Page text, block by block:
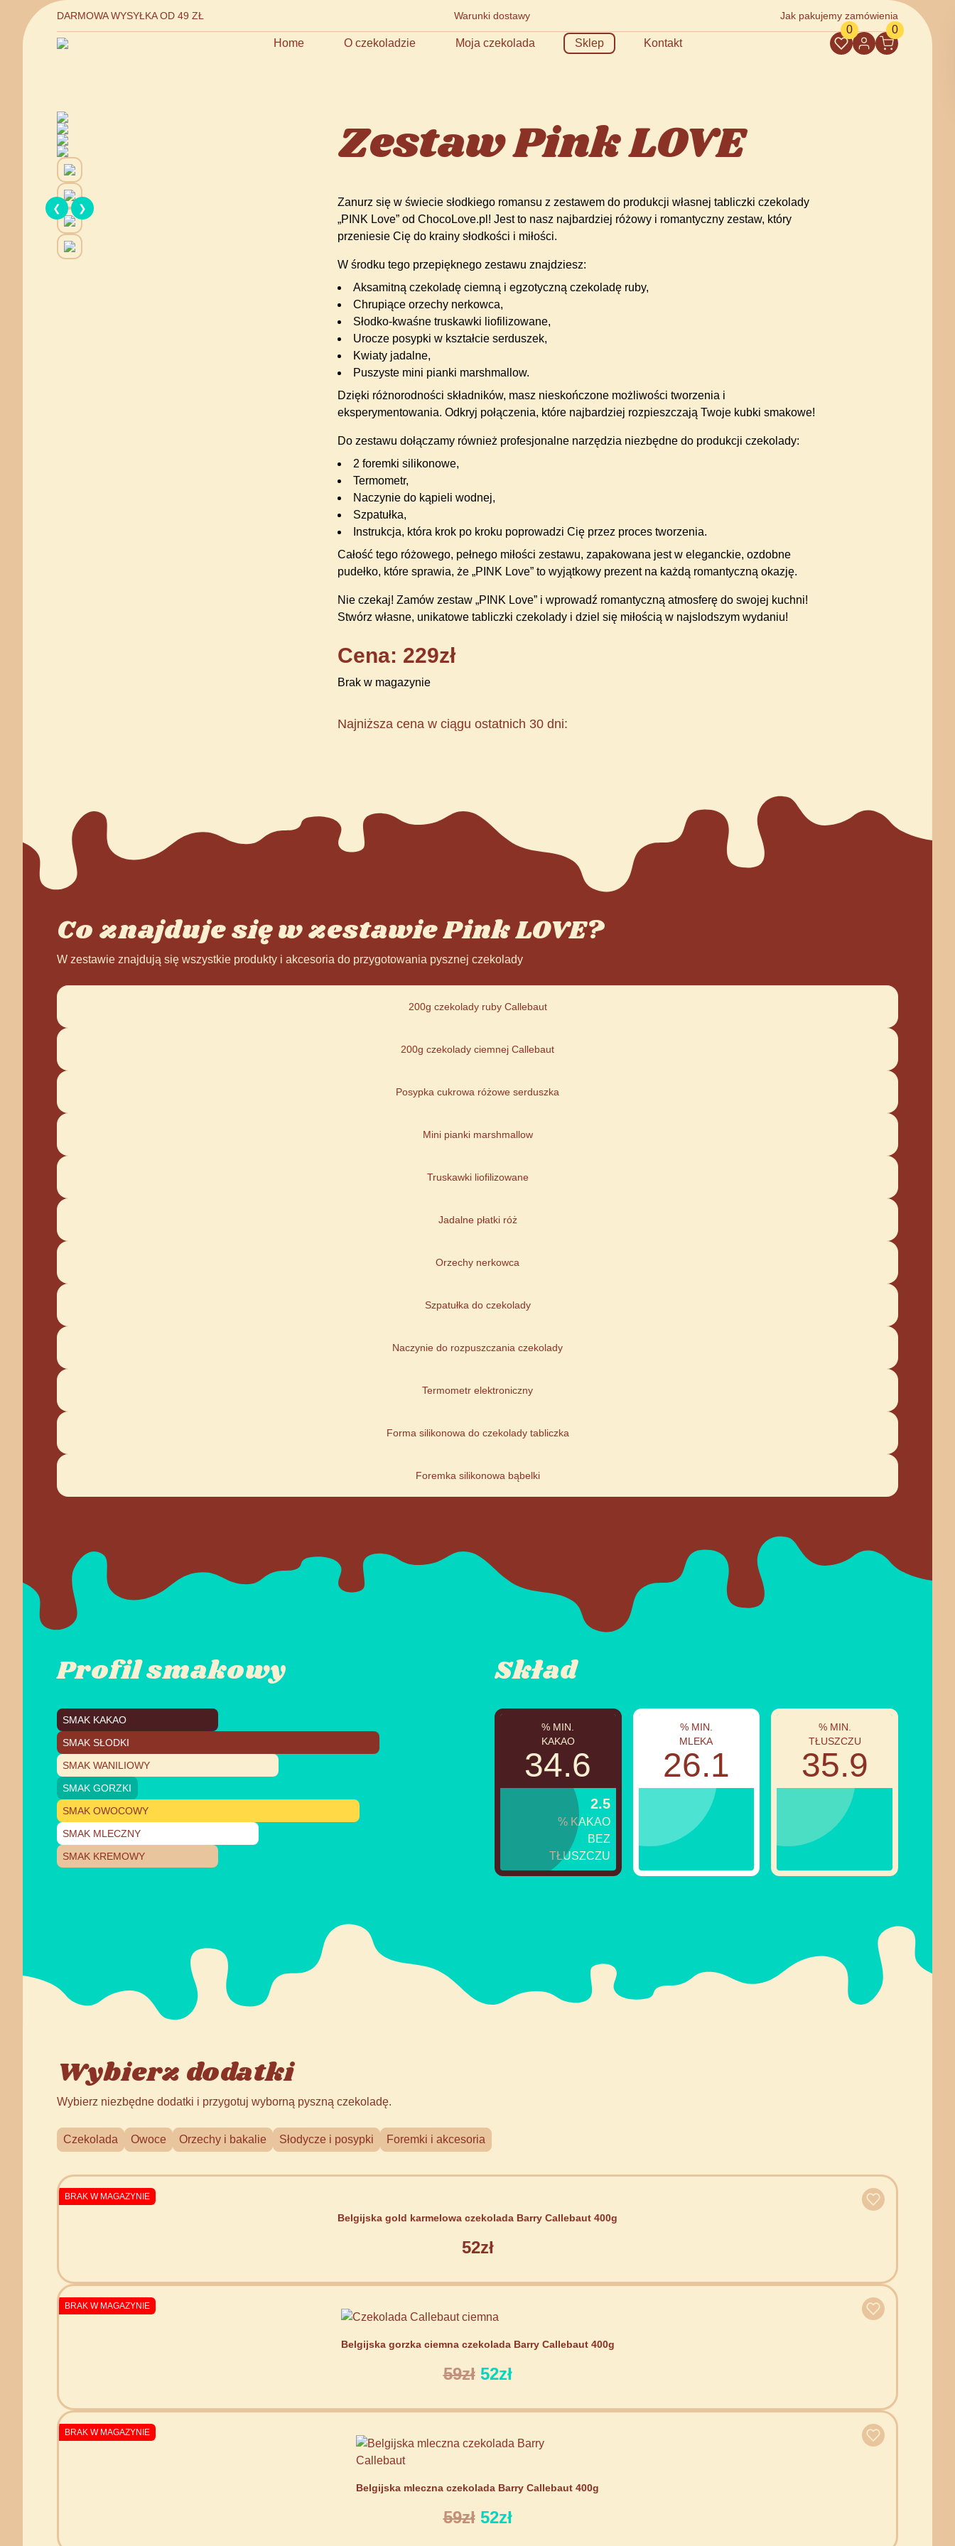
DARMOWA WYSYŁKA OD 49 ZŁ Warunki dostawy Jak pakujemy zamówienia
Home O czekoladzie Moja czekolada Sklep Kontakt
0 0
❮ ❯
Zestaw Pink LOVE
Zanurz się w świecie słodkiego romansu z zestawem do produkcji własnej tabliczki czekolady
„PINK Love” od ChocoLove.pl! Jest to nasz najbardziej różowy i romantyczny zestaw, który
przeniesie Cię do krainy słodkości i miłości.
W środku tego przepięknego zestawu znajdziesz:
Aksamitną czekoladę ciemną i egzotyczną czekoladę ruby,
Chrupiące orzechy nerkowca,
Słodko-kwaśne truskawki liofilizowane,
Urocze posypki w kształcie serduszek,
Kwiaty jadalne,
Puszyste mini pianki marshmallow.
Dzięki różnorodności składników, masz nieskończone możliwości tworzenia i
eksperymentowania. Odkryj połączenia, które najbardziej rozpieszczają Twoje kubki smakowe!
Do zestawu dołączamy również profesjonalne narzędzia niezbędne do produkcji czekolady:
2 foremki silikonowe,
Termometr,
Naczynie do kąpieli wodnej,
Szpatułka,
Instrukcja, która krok po kroku poprowadzi Cię przez proces tworzenia.
Całość tego różowego, pełnego miłości zestawu, zapakowana jest w eleganckie, ozdobne
pudełko, które sprawia, że „PINK Love” to wyjątkowy prezent na każdą romantyczną okazję.
Nie czekaj! Zamów zestaw „PINK Love” i wprowadź romantyczną atmosferę do swojej kuchni!
Stwórz własne, unikatowe tabliczki czekolady i dziel się miłością w najslodszym wydaniu!
Cena: 229zł
Brak w magazynie
Najniższa cena w ciągu ostatnich 30 dni:
Co znajduje się w zestawie Pink LOVE?
W zestawie znajdują się wszystkie produkty i akcesoria do przygotowania pysznej czekolady
200g czekolady ruby Callebaut
200g czekolady ciemnej Callebaut
Posypka cukrowa różowe serduszka
Mini pianki marshmallow
Truskawki liofilizowane
Jadalne płatki róż
Orzechy nerkowca
Szpatułka do czekolady
Naczynie do rozpuszczania czekolady
Termometr elektroniczny
Forma silikonowa do czekolady tabliczka
Foremka silikonowa bąbelki
Profil smakowy
SMAK KAKAO
SMAK SŁODKI
SMAK WANILIOWY
SMAK GORZKI
SMAK OWOCOWY
SMAK MLECZNY
SMAK KREMOWY
Skład
% MIN.
KAKAO
34.6
2.5
% KAKAO
BEZ
TŁUSZCZU
% MIN.
MLEKA
26.1
% MIN.
TŁUSZCZU
35.9
Wybierz dodatki
Wybierz niezbędne dodatki i przygotuj wyborną pyszną czekoladę.
Czekolada Owoce Orzechy i bakalie Słodycze i posypki Foremki i akcesoria
BRAK W MAGAZYNIE
Belgijska gold karmelowa czekolada Barry Callebaut 400g
52zł
BRAK W MAGAZYNIE
Belgijska gorzka ciemna czekolada Barry Callebaut 400g
59zł 52zł
BRAK W MAGAZYNIE
Belgijska mleczna czekolada Barry Callebaut 400g
59zł 52zł